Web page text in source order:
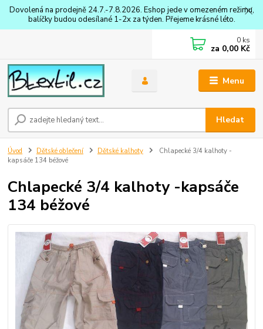
Dovolená na prodejně 24.7.-7.8.2026. Eshop jede v omezeném režimu,
balíčky budou odesílané 1-2x za týden. Přejeme krásné léto.
Menu
Hledat
0 ks
za 0,00 Kč
Úvod Dětské oblečení Dětské kalhoty
Chlapecké 3/4 kalhoty -
kapsáče 134 béžové
Chlapecké 3/4 kalhoty -kapsáče
134 béžové